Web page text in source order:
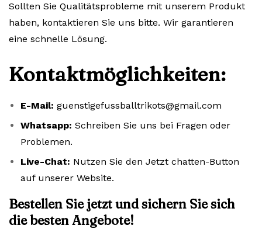
Sollten Sie Qualitätsprobleme mit unserem Produkt
haben, kontaktieren Sie uns bitte. Wir garantieren
eine schnelle Lösung.
Kontaktmöglichkeiten:
E-Mail: guenstigefussballtrikots@gmail.com
Whatsapp: Schreiben Sie uns bei Fragen oder
Problemen.
Live-Chat: Nutzen Sie den Jetzt chatten-Button
auf unserer Website.
Bestellen Sie jetzt und sichern Sie sich
die besten Angebote!